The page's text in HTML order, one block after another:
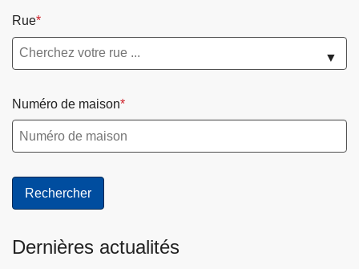
Rue
▼
Numéro de maison
Dernières actualités